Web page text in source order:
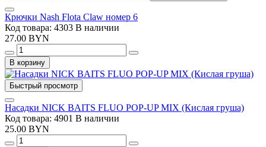
Крючки Nash Flota Claw номер 6
Код товара: 4303 В наличии
27.00 BYN
В корзину
Быстрый просмотр
Насадки NICK BAITS FLUO POP-UP MIX (Кислая груша)
Код товара: 4901 В наличии
25.00 BYN